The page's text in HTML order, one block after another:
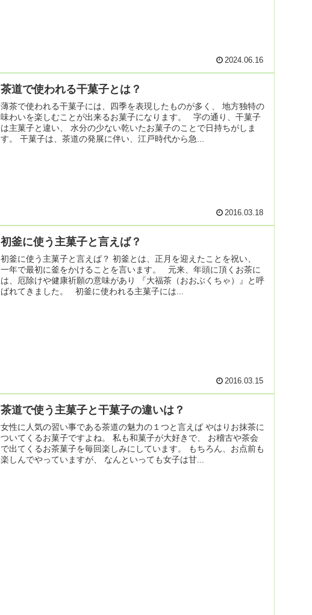
2024.06.16
茶道で使われる干菓子とは？
薄茶で使われる干菓子には、四季を表現したものが多く、 地方独特の
味わいを楽しむことが出来るお菓子になります。 字の通り、干菓子
は主菓子と違い、 水分の少ない乾いたお菓子のことで日持ちがしま
す。 干菓子は、茶道の発展に伴い、江戸時代から急...
2016.03.18
初釜に使う主菓子と言えば？
初釜に使う主菓子と言えば？ 初釜とは、正月を迎えたことを祝い、
一年で最初に釜をかけることを言います。 元来、年頭に頂くお茶に
は、厄除けや健康祈願の意味があり 『大福茶（おおぶくちゃ）』と呼
ばれてきました。 初釜に使われる主菓子には...
2016.03.15
茶道で使う主菓子と干菓子の違いは？
女性に人気の習い事である茶道の魅力の１つと言えば やはりお抹茶に
ついてくるお菓子ですよね。 私も和菓子が大好きで、 お稽古や茶会
で出てくるお茶菓子を毎回楽しみにしています。 もちろん、お点前も
楽しんでやっていますが、 なんといっても女子は甘...